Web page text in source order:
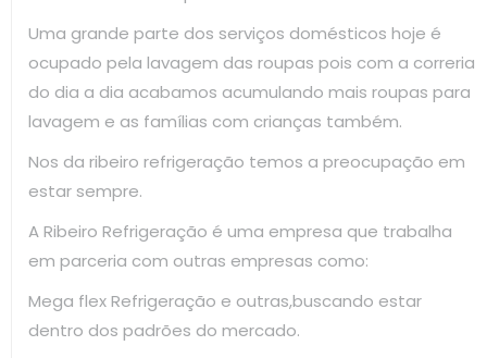
Uma grande parte dos serviços domésticos hoje é
ocupado pela lavagem das roupas pois com a correria
do dia a dia acabamos acumulando mais roupas para
lavagem e as famílias com crianças também.
Nos da ribeiro refrigeração temos a preocupação em
estar sempre.
A Ribeiro Refrigeração é uma empresa que trabalha
em parceria com outras empresas como:
Mega flex Refrigeração e outras,buscando estar
dentro dos padrões do mercado.